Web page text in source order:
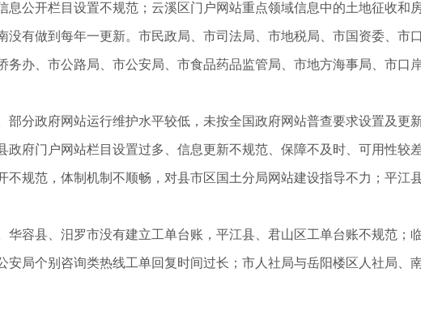
息公开栏目设置不规范；云溪区门户网站重点领域信息中的土地征收和
没有做到每年一更新。市民政局、市司法局、市地税局、市国资委、市
务办、市公路局、市公安局、市食品药品监管局、市地方海事局、市口
部分政府网站运行维护水平较低，未按全国政府网站普查要求设置及更
政府门户网站栏目设置过多、信息更新不规范、保障不及时、可用性较
不规范，体制机制不顺畅，对县市区国土分局网站建设指导不力；平江
华容县、汨罗市没有建立工单台账，平江县、君山区工单台账不规范；
安局个别咨询类热线工单回复时间过长；市人社局与岳阳楼区人社局、